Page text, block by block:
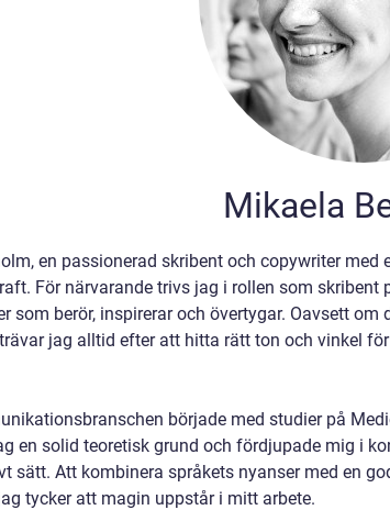
Mikaela
en passionerad skribent och copywriter
För närvarande trivs jag i rollen som
som berör, inspirerar och övertygar. Oavsett
jag alltid efter att hitta rätt ton och vinkel
började med studier på
en solid teoretisk grund och fördjupade mig i
sätt. Att kombinera språkets nyanser med en
tycker att magin uppstår i mitt arbete.